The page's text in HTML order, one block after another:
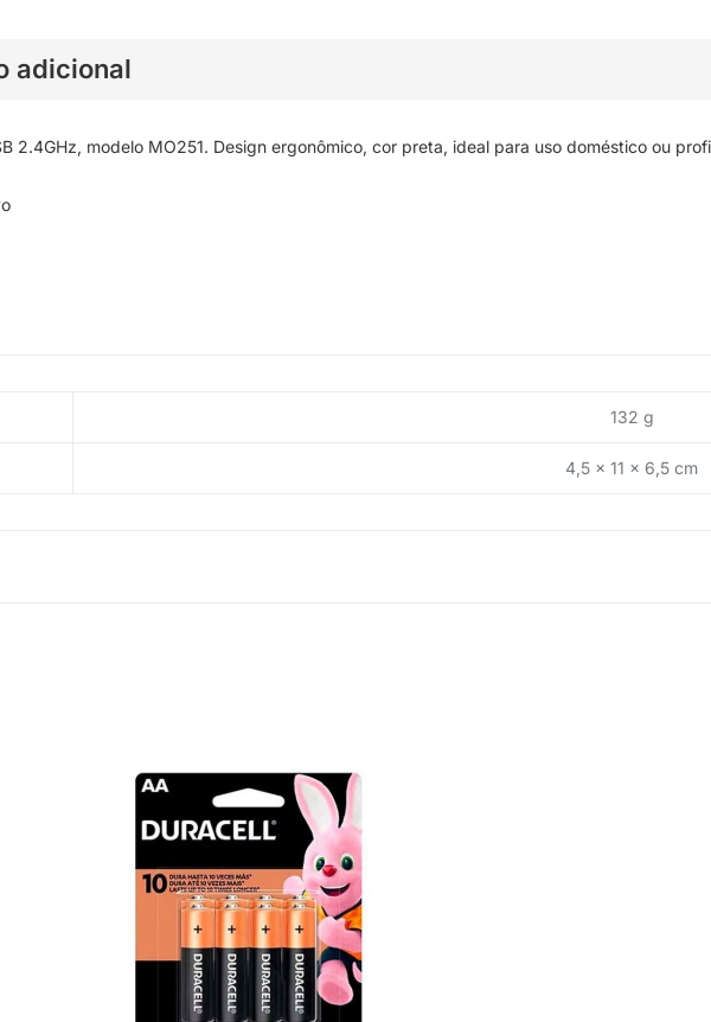
adicional
2.4GHz, modelo MO251. Design ergonômico, cor preta, ideal para uso doméstico ou
132 g
4,5 × 11 × 6,5 cm